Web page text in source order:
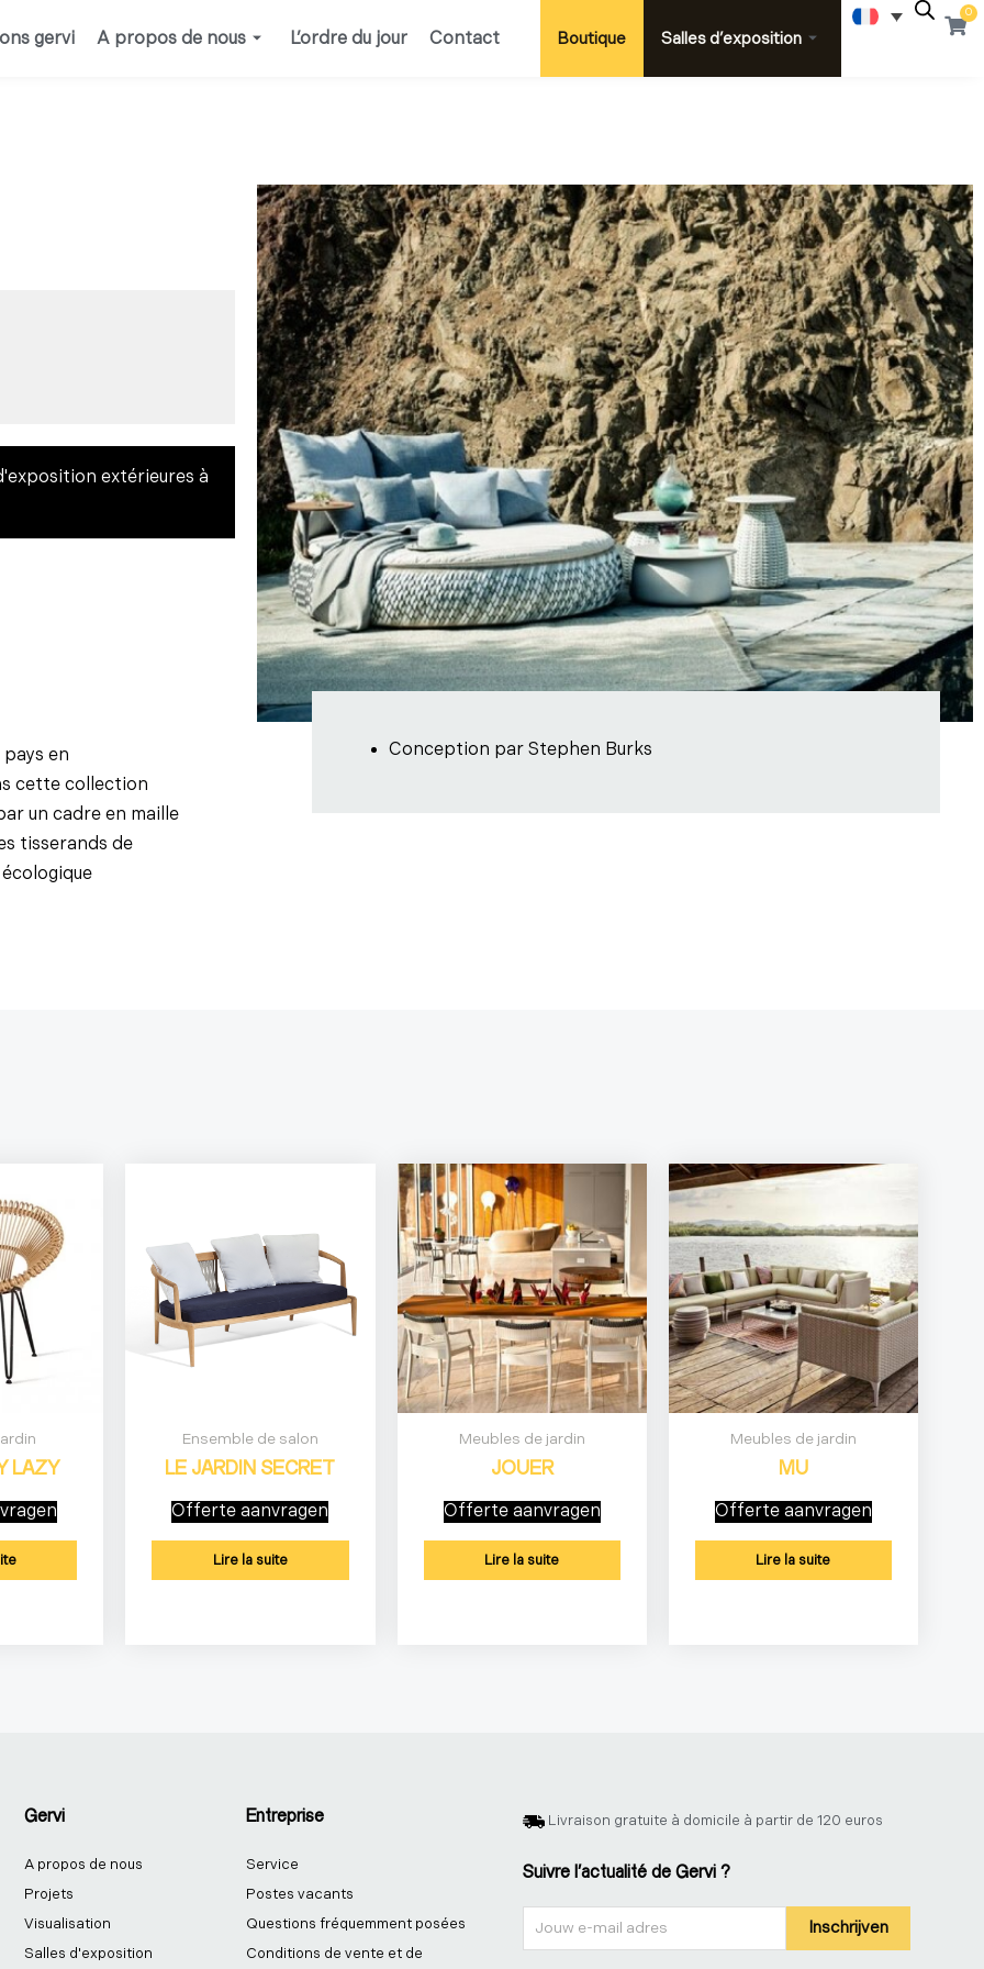
gervi A propos de nous L’ordre du jour Contact Boutique Salles d’exposition
0
extérieures à
en
cette collection
un cadre en maille
tisserands de
Conception par Stephen Burks
LAZY
Ensemble de salon
LE JARDIN SECRET
Offerte aanvragen
Lire la suite
Meubles de jardin
JOUER
Offerte aanvragen
Lire la suite
Meubles de jardin
MU
Offerte aanvragen
Lire la suite
Gervi
A propos de nous
Projets
Visualisation
Salles d'exposition
Entreprise
Service
Postes vacants
Questions fréquemment posées
Conditions de vente et de
Livraison gratuite à domicile à partir de 120 euros
Suivre l'actualité de Gervi ?
Nieuwsbrief Inschrijven